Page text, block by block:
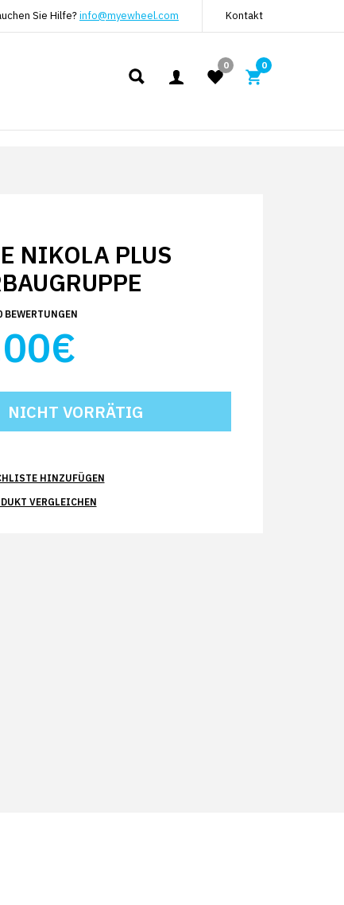
Sie Hilfe?info@myewheel.com Kontakt
0 0
NIKOLA PLUS
BEWERTUNGEN
HINZUFÜGEN
VERGLEICHEN